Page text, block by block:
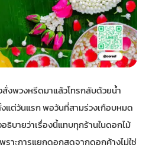
งพวงหรีดมาแล้วโทรกลับด้วยน้ำ
แต่วันแรก พอวันที่สามร่วงเกือบหมด
บายว่าเรื่องนี้แทบทุกร้านในดอกไม้
พราะการแยกดอกสดจากดอกค้างไม่ใช่